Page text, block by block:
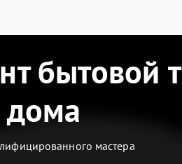
бытовой
дома
мастера